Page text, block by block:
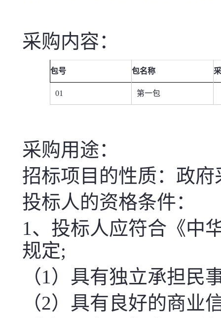
采购内容：
包号 包名称
01 第一包
采购用途：
招标项目的性质：政府
投标人的资格条件：
1、投标人应符合《中
规定;
（1）具有独立承担民
（2）具有良好的商业